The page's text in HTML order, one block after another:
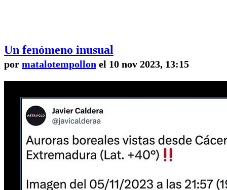
Un fenómeno inusual
por matalotempollon el 10 nov 2023, 13:15